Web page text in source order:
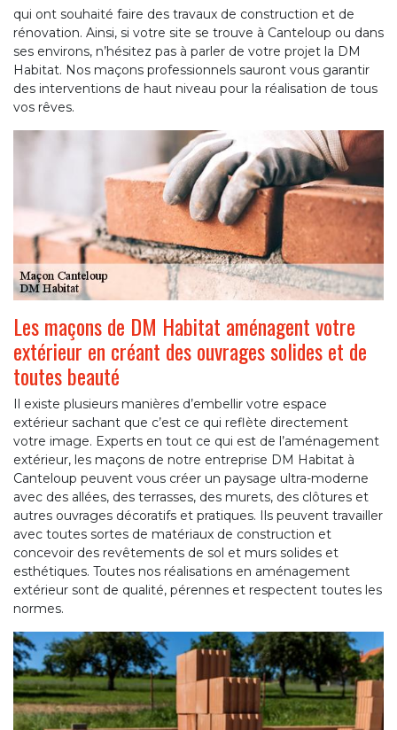
qui ont souhaité faire des travaux de construction et de
rénovation. Ainsi, si votre site se trouve à Canteloup ou dans
ses environs, n’hésitez pas à parler de votre projet la DM
Habitat. Nos maçons professionnels sauront vous garantir
des interventions de haut niveau pour la réalisation de tous
vos rêves.
Les maçons de DM Habitat aménagent votre
extérieur en créant des ouvrages solides et de
toutes beauté
Il existe plusieurs manières d’embellir votre espace
extérieur sachant que c’est ce qui reflète directement
votre image. Experts en tout ce qui est de l’aménagement
extérieur, les maçons de notre entreprise DM Habitat à
Canteloup peuvent vous créer un paysage ultra-moderne
avec des allées, des terrasses, des murets, des clôtures et
autres ouvrages décoratifs et pratiques. Ils peuvent travailler
avec toutes sortes de matériaux de construction et
concevoir des revêtements de sol et murs solides et
esthétiques. Toutes nos réalisations en aménagement
extérieur sont de qualité, pérennes et respectent toutes les
normes.